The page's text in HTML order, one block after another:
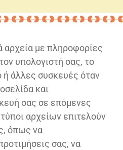
αρχεία με πληροφορίες
υπολογιστή σας, το
άλλες συσκευές όταν
και
σας σε επόμενες
αρχείων επιτελούν
όπως να
σας, να